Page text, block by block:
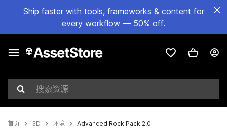
Ship faster with tools, frameworks & content for
every workflow — 50% off.
搜索资源
首页 3D 环境 Advanced Rock Pack 2.0